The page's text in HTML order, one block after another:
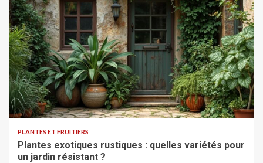
PLANTES ET FRUITIERS
Plantes exotiques rustiques : quelles variétés pour
un jardin résistant ?